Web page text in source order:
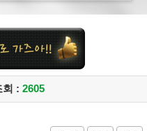
회 : 2605